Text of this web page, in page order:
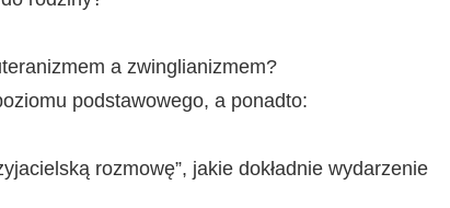
a zwinglianizmem?
podstawowego, a ponadto:
rozmowę”, jakie dokładnie wydarzenie